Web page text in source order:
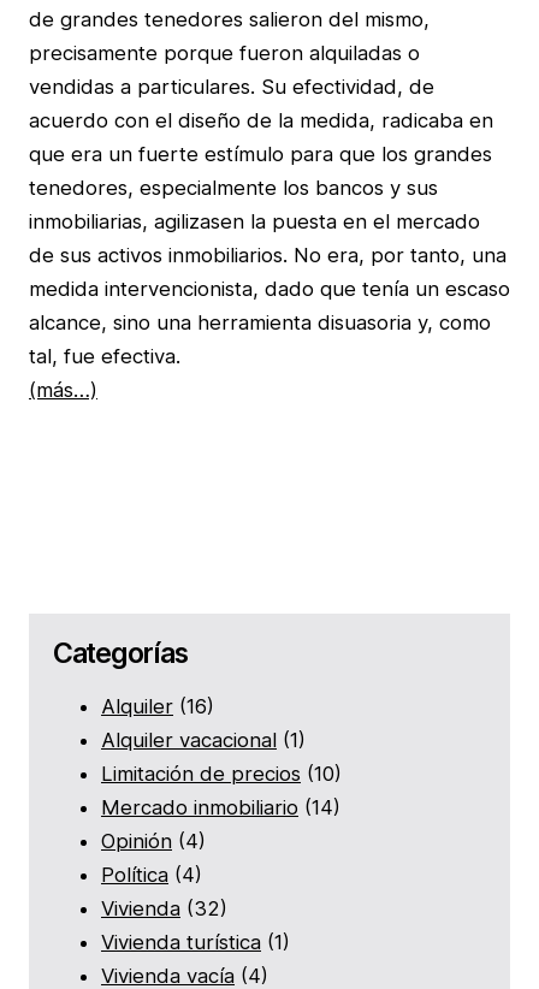
de grandes tenedores salieron del mismo,
precisamente porque fueron alquiladas o
vendidas a particulares. Su efectividad, de
acuerdo con el diseño de la medida, radicaba en
que era un fuerte estímulo para que los grandes
tenedores, especialmente los bancos y sus
inmobiliarias, agilizasen la puesta en el mercado
de sus activos inmobiliarios. No era, por tanto, una
medida intervencionista, dado que tenía un escaso
alcance, sino una herramienta disuasoria y, como
tal, fue efectiva.
(más…)
Categorías
Alquiler (16)
Alquiler vacacional (1)
Limitación de precios (10)
Mercado inmobiliario (14)
Opinión (4)
Política (4)
Vivienda (32)
Vivienda turística (1)
Vivienda vacía (4)